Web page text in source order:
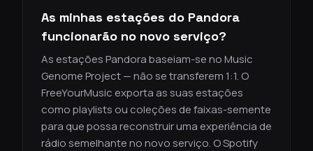
As minhas estações do Pandora
funcionarão no novo serviço?
As estações Pandora baseiam-se no Music
Genome Project — não se transferem 1:1. O
FreeYourMusic exporta as suas estações
como playlists ou coleções de faixas-semente
para que possa reconstruir uma experiência de
rádio semelhante no novo serviço. O Spotify